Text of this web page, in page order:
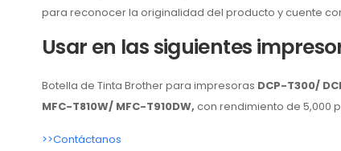
para reconocer la originalidad del producto y cuente
Usar en las siguientes
Botella de Tinta Brother para impresoras DCP-T300/
MFC-T810W/ MFC-T910DW, con rendimiento de 5,000
>>Contáctanos